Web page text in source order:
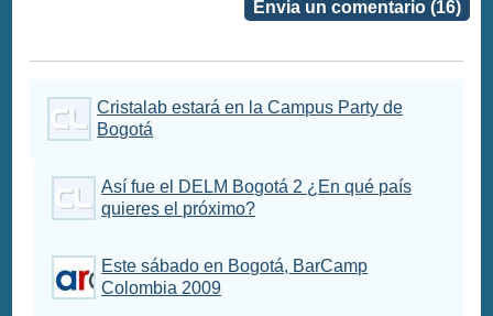
Envia un comentario (16)
Cristalab estará en la Campus Party de
Bogotá
Así fue el DELM Bogotá 2 ¿En qué país
quieres el próximo?
Este sábado en Bogotá, BarCamp
Colombia 2009